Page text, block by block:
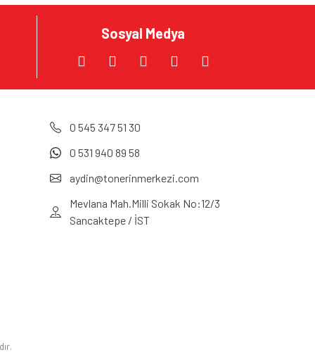
Sosyal Medya
0 545 347 51 30
0 531 940 89 58
aydin@tonerinmerkezi.com
Mevlana Mah.Milli Sokak No:12/3
Sancaktepe / İST